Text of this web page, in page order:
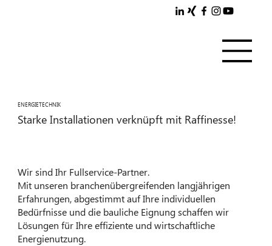
ENERGIETECHNIK
Starke Installationen verknüpft mit Raffinesse!
Wir sind Ihr Fullservice-Partner.
Mit unseren branchenübergreifenden langjährigen
Erfahrungen, abgestimmt auf Ihre individuellen
Bedürfnisse und die bauliche Eignung schaffen wir
Lösungen für Ihre effiziente und wirtschaftliche
Energienutzung.